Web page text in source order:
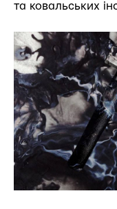
та ковальських